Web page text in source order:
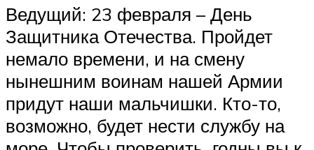
Ведущий: 23 февраля – День
Защитника Отечества. Пройдет
немало времени, и на смену
нынешним воинам нашей Армии
придут наши мальчишки. Кто-то,
возможно, будет нести службу на